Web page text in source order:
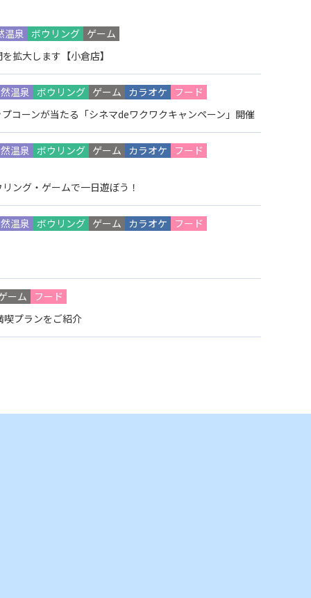
温泉 ボウリング ゲーム
拡大します【小倉店】
温泉 ボウリング ゲーム カラオケ
フード
コーンが当たる「シネマdeワクワクキャンペーン」開催
温泉 ボウリング ゲーム カラオケ フード
ング・ゲームで一日遊ぼう！
温泉 ボウリング ゲーム カラオケ フード
ーム
フード
喫プランをご紹介